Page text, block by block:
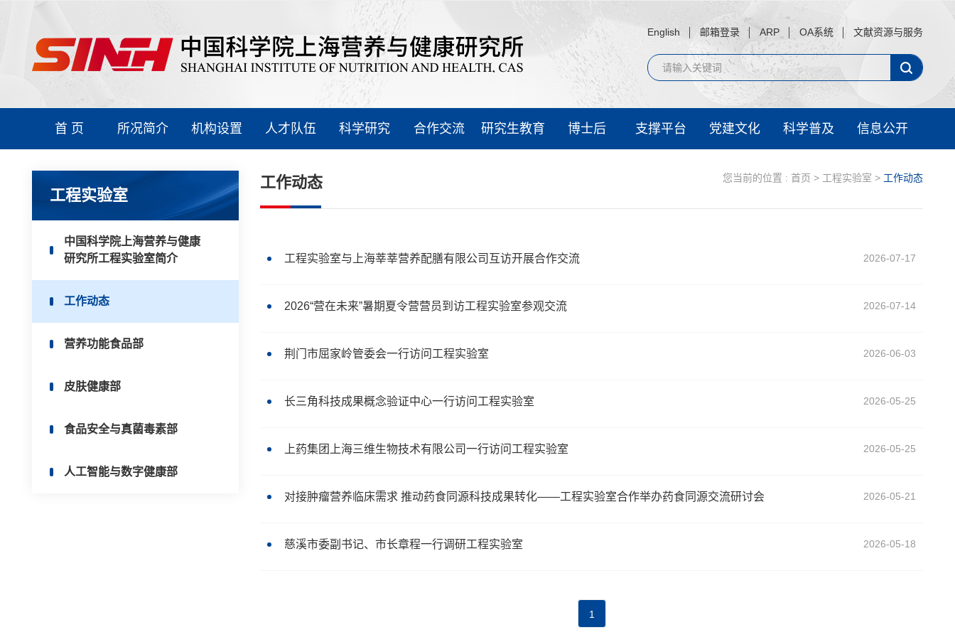
English 邮箱登录 ARP OA系统 文献资源与服务
首 页 所况简介 机构设置 人才队伍 科学研究 合作交流 研究生教育 博士后 支撑平台 党建文化 科学普及 信息公开
工程实验室
中国科学院上海营养与健康
研究所工程实验室简介
工作动态
营养功能食品部
皮肤健康部
食品安全与真菌毒素部
人工智能与数字健康部
工作动态 您当前的位置 : 首页 > 工程实验室 > 工作动态
工程实验室与上海莘莘营养配膳有限公司互访开展合作交流 2026-07-17
2026“营在未来”暑期夏令营营员到访工程实验室参观交流 2026-07-14
荆门市屈家岭管委会一行访问工程实验室 2026-06-03
长三角科技成果概念验证中心一行访问工程实验室 2026-05-25
上药集团上海三维生物技术有限公司一行访问工程实验室 2026-05-25
对接肿瘤营养临床需求 推动药食同源科技成果转化——工程实验室合作举办药食同源交流研讨会 2026-05-21
慈溪市委副书记、市长章程一行调研工程实验室 2026-05-18
1